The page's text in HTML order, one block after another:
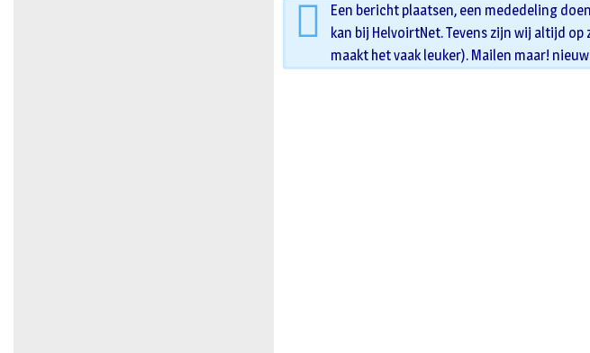
Een bericht plaatsen, een mededeling
kan bij HelvoirtNet. Tevens zijn wij altijd
maakt het vaak leuker). Mailen maar!